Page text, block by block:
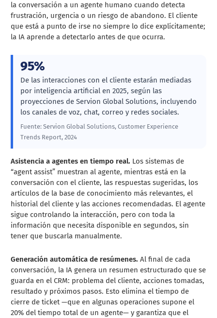
la conversación a un agente humano cuando detecta
frustración, urgencia o un riesgo de abandono. El cliente
que está a punto de irse no siempre lo dice explícitamente;
la IA aprende a detectarlo antes de que ocurra.
95%
De las interacciones con el cliente estarán mediadas
por inteligencia artificial en 2025, según las
proyecciones de Servion Global Solutions, incluyendo
los canales de voz, chat, correo y redes sociales.
Fuente: Servion Global Solutions, Customer Experience
Trends Report, 2024
Asistencia a agentes en tiempo real. Los sistemas de
“agent assist” muestran al agente, mientras está en la
conversación con el cliente, las respuestas sugeridas, los
artículos de la base de conocimiento más relevantes, el
historial del cliente y las acciones recomendadas. El agente
sigue controlando la interacción, pero con toda la
información que necesita disponible en segundos, sin
tener que buscarla manualmente.
Generación automática de resúmenes. Al final de cada
conversación, la IA genera un resumen estructurado que se
guarda en el CRM: problema del cliente, acciones tomadas,
resultado y próximos pasos. Esto elimina el tiempo de
cierre de ticket —que en algunas operaciones supone el
20% del tiempo total de un agente— y garantiza que el